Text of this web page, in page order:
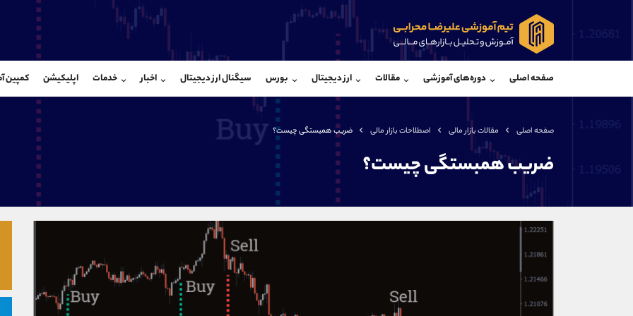
صفحه اصلی دوره‌های آموزشی مقالات ارز دیجیتال بورس سیگنال ارز دیجیتال اخبار خدمات اپلیکیشن کمپین
صفحه اصلی مقالات بازار مالی اصطلاحات بازار مالی ضریب همبستگی چیست؟
ضریب همبستگی چیست؟
@Armteam_admin_103
واتساپ
تلگرام @Armteam_admin_104
داخلی
شروع
تلفن
اینستاگرام
کانال تلگرام